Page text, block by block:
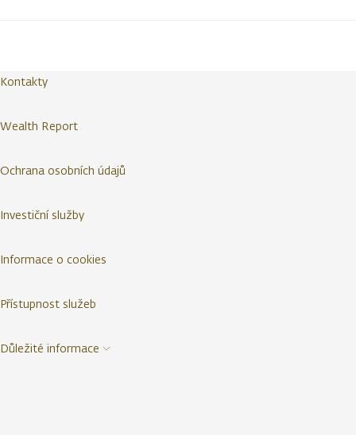
Kontakty
Wealth Report
Ochrana osobních údajů
Investiční služby
Informace o cookies
Přístupnost služeb
Důležité informace